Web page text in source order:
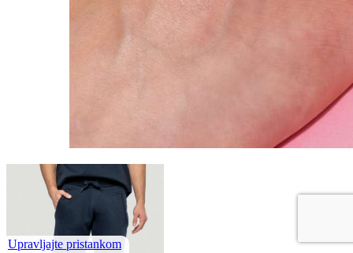
Upravljajte pristankom